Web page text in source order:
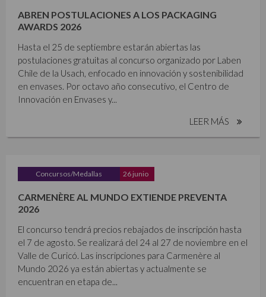
ABREN POSTULACIONES A LOS PACKAGING
AWARDS 2026
Hasta el 25 de septiembre estarán abiertas las
postulaciones gratuitas al concurso organizado por Laben
Chile de la Usach, enfocado en innovación y sostenibilidad
en envases. Por octavo año consecutivo, el Centro de
Innovación en Envases y...
LEER MÁS
Concursos/Medallas 26 junio
CARMENÈRE AL MUNDO EXTIENDE PREVENTA
2026
El concurso tendrá precios rebajados de inscripción hasta
el 7 de agosto. Se realizará del 24 al 27 de noviembre en el
Valle de Curicó. Las inscripciones para Carmenère al
Mundo 2026 ya están abiertas y actualmente se
encuentran en etapa de...